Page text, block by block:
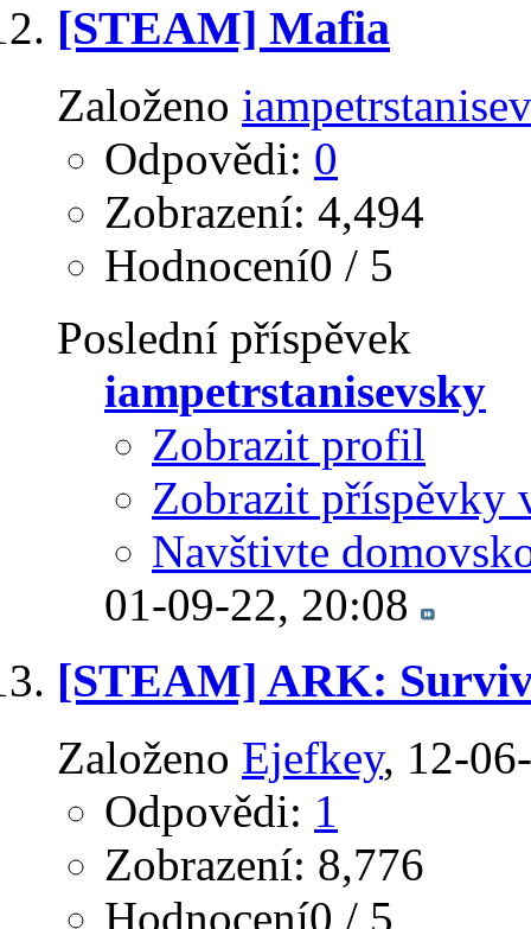
[STEAM] Mafia
Založeno
Odpovědi: 0
Zobrazení: 4,494
Hodnocení0 / 5
Poslední příspěvek
iampetrstanisevsky
Zobrazit profil
Zobrazit příspěvky
Navštivte
01-09-22, 20:08
[STEAM] ARK:
Založeno Ejefkey‎, 12-
Odpovědi: 1
Zobrazení: 8,776
Hodnocení0 / 5